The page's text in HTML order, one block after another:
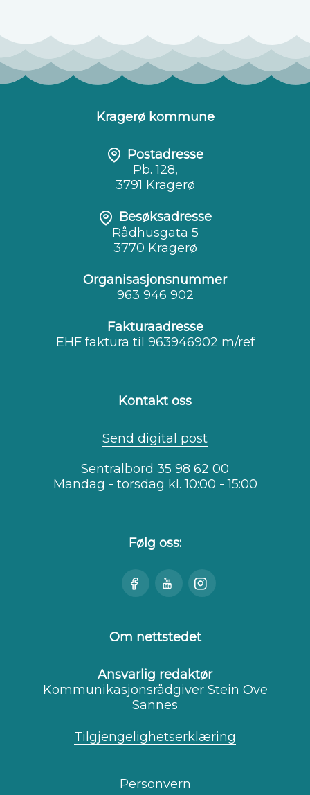
Kragerø kommune
Postadresse
Pb. 128,
3791 Kragerø
Besøksadresse
Rådhusgata 5
3770 Kragerø
Organisasjonsnummer
963 946 902
Fakturaadresse
EHF faktura til 963946902 m/ref
Kontakt oss
Send digital post
Sentralbord 35 98 62 00
Mandag - torsdag kl. 10:00 - 15:00
Følg oss:
Besøk Se
Youtube
Besøk
Instagram
Om nettstedet
Ansvarlig redaktør
Kommunikasjonsrådgiver Stein Ove
Sannes
Tilgjengelighetserklæring
Personvern